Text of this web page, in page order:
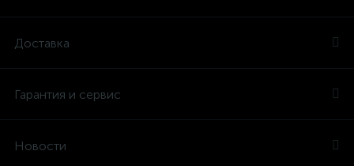
Доставка
Гарантия и сервис
Новости